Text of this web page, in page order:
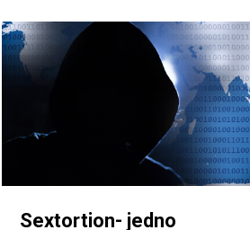
Sextortion- jedno